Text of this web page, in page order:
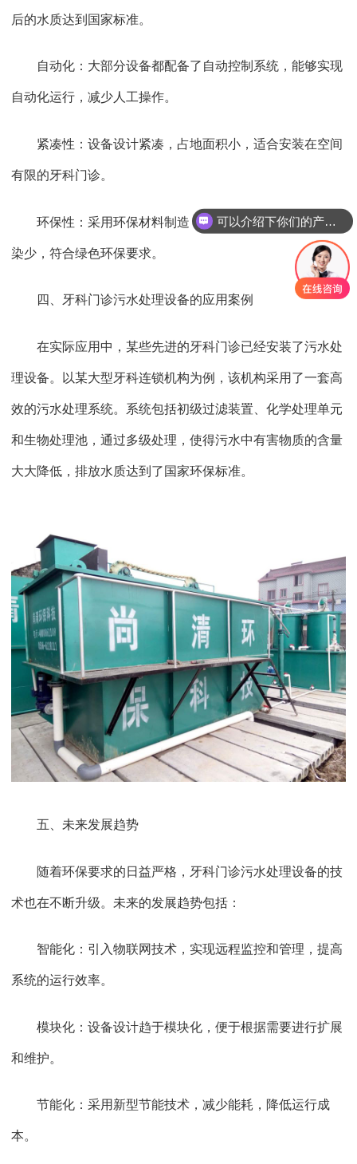
后的水质达到国家标准。
自动化：大部分设备都配备了自动控制系统，能够实现
自动化运行，减少人工操作。
紧凑性：设备设计紧凑，占地面积小，适合安装在空间
有限的牙科门诊。
环保性：采用环保材料制造，运行过程中产生的二次污
染少，符合绿色环保要求。
四、牙科门诊污水处理设备的应用案例
在实际应用中，某些先进的牙科门诊已经安装了污水处
理设备。以某大型牙科连锁机构为例，该机构采用了一套高
效的污水处理系统。系统包括初级过滤装置、化学处理单元
和生物处理池，通过多级处理，使得污水中有害物质的含量
大大降低，排放水质达到了国家环保标准。
五、未来发展趋势
随着环保要求的日益严格，牙科门诊污水处理设备的技
术也在不断升级。未来的发展趋势包括：
智能化：引入物联网技术，实现远程监控和管理，提高
系统的运行效率。
模块化：设备设计趋于模块化，便于根据需要进行扩展
和维护。
节能化：采用新型节能技术，减少能耗，降低运行成
本。
可以介绍下你们的产品么